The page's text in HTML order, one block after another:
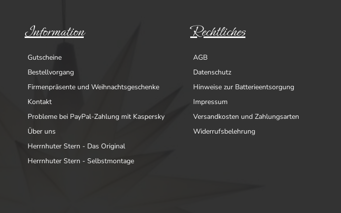
Information
Gutscheine
Bestellvorgang
Firmenpräsente und Weihnachtsgeschenke
Kontakt
Probleme bei PayPal-Zahlung mit Kaspersky
Über uns
Herrnhuter Stern - Das Original
Herrnhuter Stern - Selbstmontage
Rechtliches
AGB
Datenschutz
Hinweise zur Batterieentsorgung
Impressum
Versandkosten und Zahlungsarten
Widerrufsbelehrung